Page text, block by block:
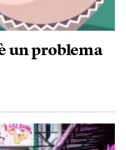
un problema